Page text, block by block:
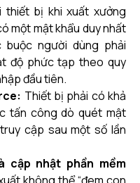
thiết bị khi xuất xưởng
một mật khẩu duy nhất
buộc người dùng phải
độ phức tạp theo quy
đầu tiên.
Thiết bị phải có khả
tấn công dò quét mật
cập sau một số lần
cập nhật phần mềm